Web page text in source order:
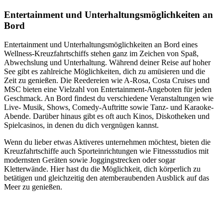
Entertainment und Unterhaltungsmöglichkeiten an
Bord
Entertainment und Unterhaltungsmöglichkeiten an Bord eines
Wellness-Kreuzfahrtschiffs stehen ganz im Zeichen von Spaß,
Abwechslung und Unterhaltung. Während deiner Reise auf hoher
See gibt es zahlreiche Möglichkeiten, dich zu amüsieren und die
Zeit zu genießen. Die Reedereien wie A-Rosa, Costa Cruises und
MSC bieten eine Vielzahl von Entertainment-Angeboten für jeden
Geschmack. An Bord findest du verschiedene Veranstaltungen wie
Live- Musik, Shows, Comedy-Auftritte sowie Tanz- und Karaoke-
Abende. Darüber hinaus gibt es oft auch Kinos, Diskotheken und
Spielcasinos, in denen du dich vergnügen kannst.
Wenn du lieber etwas Aktiveres unternehmen möchtest, bieten die
Kreuzfahrtschiffe auch Sporteinrichtungen wie Fitnessstudios mit
modernsten Geräten sowie Joggingstrecken oder sogar
Kletterwände. Hier hast du die Möglichkeit, dich körperlich zu
betätigen und gleichzeitig den atemberaubenden Ausblick auf das
Meer zu genießen.